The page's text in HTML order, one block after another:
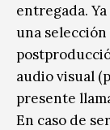
entregada.
una selección
audio visual
presente
En caso de